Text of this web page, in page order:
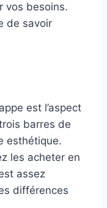
vos besoins.
de savoir
est l’aspect
barres de
esthétique.
les acheter en
assez
différences